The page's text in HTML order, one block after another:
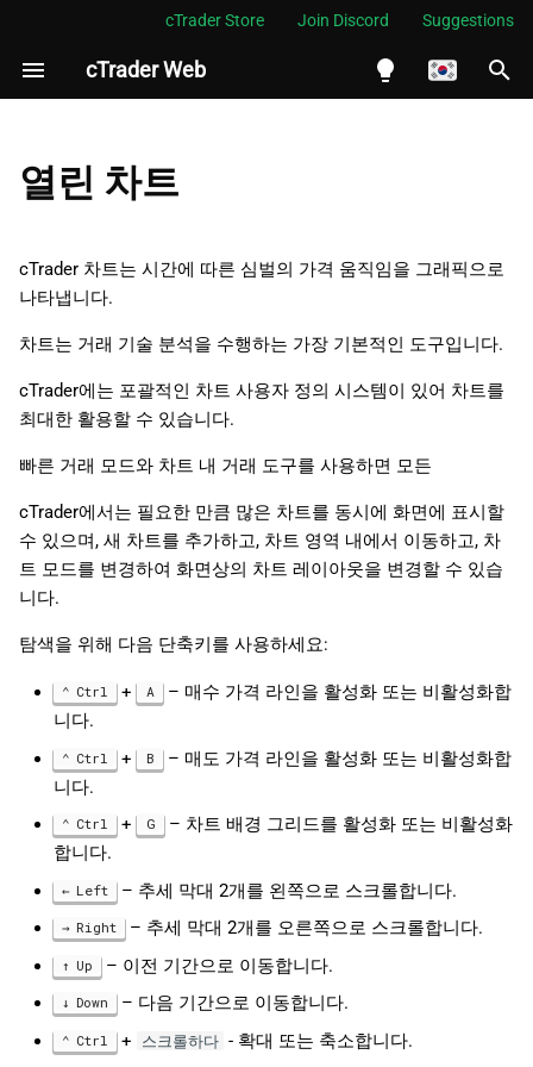
cTrader Store Join Discord Suggestions
cTrader Web
العربية
Melayu
ไทย
한국어
中文
日本語
Italiano
Русский
Türkçe
검
초
차트 열기
열린 차트
cTrader 차트는 시간에 따른 심벌의 가격 움직임을 그래픽으로
나타냅니다.
차트는 거래 기술 분석을 수행하는 가장 기본적인 도구입니다.
cTrader에는 포괄적인 차트 사용자 정의 시스템이 있어 차트를
최대한 활용할 수 있습니다.
빠른 거래 모드와 차트 내 거래 도구를 사용하면 모든
cTrader에서는 필요한 만큼 많은 차트를 동시에 화면에 표시할
수 있으며, 새 차트를 추가하고, 차트 영역 내에서 이동하고, 차
트 모드를 변경하여 화면상의 차트 레이아웃을 변경할 수 있습
니다.
탐색을 위해 다음 단축키를 사용하세요:
Ctrl + A – 매수 가격 라인을 활성화 또는 비활성화합
니다.
Ctrl + B – 매도 가격 라인을 활성화 또는 비활성화합
니다.
Ctrl + G – 차트 배경 그리드를 활성화 또는 비활성화
합니다.
Left – 추세 막대 2개를 왼쪽으로 스크롤합니다.
Right – 추세 막대 2개를 오른쪽으로 스크롤합니다.
Up – 이전 기간으로 이동합니다.
Down – 다음 기간으로 이동합니다.
Ctrl + 스크롤하다 - 확대 또는 축소합니다.